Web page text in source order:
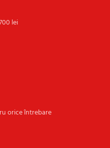
lei
orice întrebare